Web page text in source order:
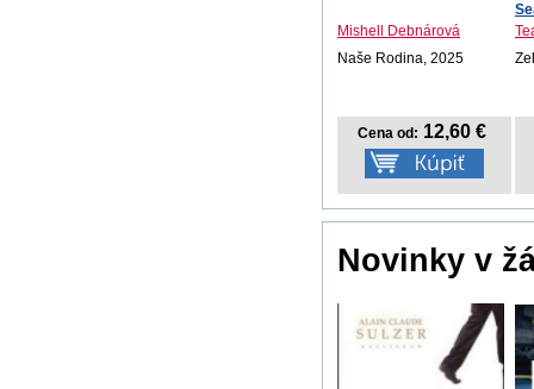
Mishell Debnárová
Naše Rodina, 2025
Cena od: 12,60 €
Novinky v